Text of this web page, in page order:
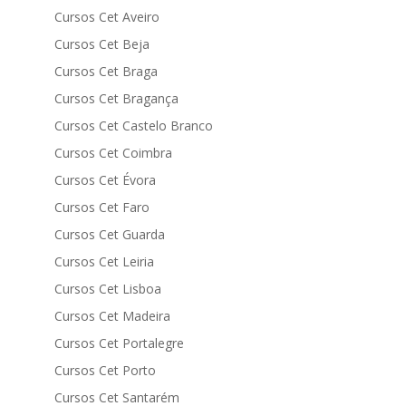
Cursos Cet Aveiro
Cursos Cet Beja
Cursos Cet Braga
Cursos Cet Bragança
Cursos Cet Castelo Branco
Cursos Cet Coimbra
Cursos Cet Évora
Cursos Cet Faro
Cursos Cet Guarda
Cursos Cet Leiria
Cursos Cet Lisboa
Cursos Cet Madeira
Cursos Cet Portalegre
Cursos Cet Porto
Cursos Cet Santarém